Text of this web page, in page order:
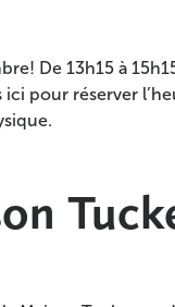
De 13h15 à
pour réserver